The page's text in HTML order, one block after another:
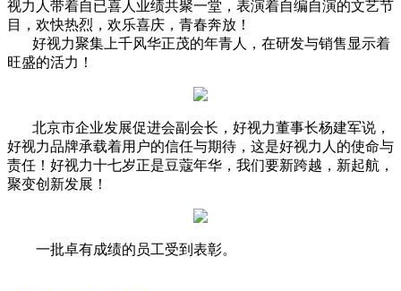
视力人带着自已喜人业绩共聚一堂，表演着自编自演的文艺节
目，欢快热烈，欢乐喜庆，青春奔放！
好视力聚集上千风华正茂的年青人，在研发与销售显示着
旺盛的活力！
北京市企业发展促进会副会长，好视力董事长杨建军说，
好视力品牌承载着用户的信任与期待，这是好视力人的使命与
责任！好视力十七岁正是豆蔻年华，我们要新跨越，新起航，
聚变创新发展！
一批卓有成绩的员工受到表彰。